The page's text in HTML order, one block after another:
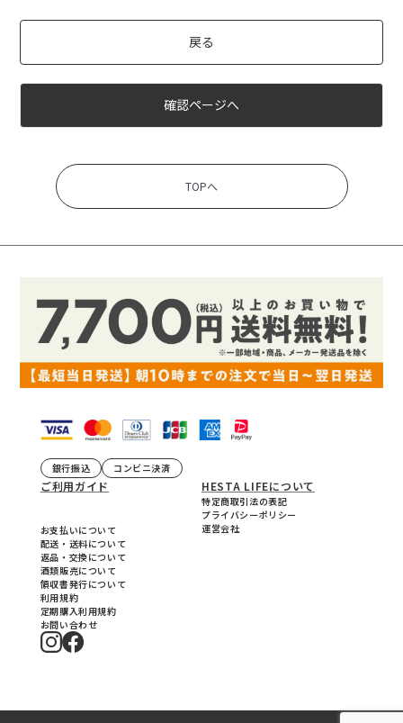
戻る
確認ページへ
TOPへ
銀行振込 コンビニ決済
ご利用ガイド
お支払いについて
配送・送料について
返品・交換について
酒類販売について
領収書発行について
利用規約
定期購入利用規約
お問い合わせ
HESTA LIFEについて
特定商取引法の表記
プライバシーポリシー
運営会社